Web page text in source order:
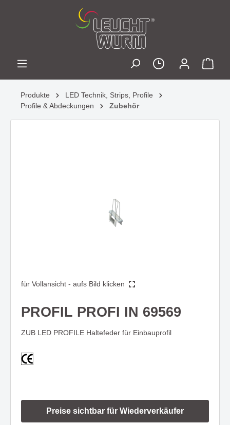
Produkte
LED Technik, Strips, Profile
Profile & Abdeckungen
Zubehör
für Vollansicht - aufs Bild klicken
PROFIL PROFI IN 69569
ZUB LED PROFILE Haltefeder für Einbauprofil
Preise sichtbar für Wiederverkäufer